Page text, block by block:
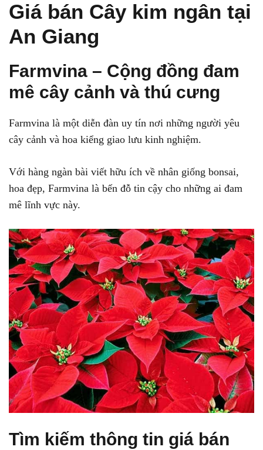
Giá bán Cây kim ngân tại
An Giang
Farmvina – Cộng đồng đam
mê cây cảnh và thú cưng
Farmvina là một diễn đàn uy tín nơi những người yêu
cây cảnh và hoa kiểng giao lưu kinh nghiệm.
Với hàng ngàn bài viết hữu ích về nhân giống bonsai,
hoa đẹp, Farmvina là bến đỗ tin cậy cho những ai đam
mê lĩnh vực này.
Tìm kiếm thông tin giá bán